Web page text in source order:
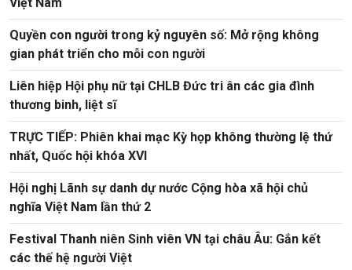
Quyền con người trong kỷ nguyên số: Mở rộng không
gian phát triển cho mỗi con người
Liên hiệp Hội phụ nữ tại CHLB Đức tri ân các gia đình
thương binh, liệt sĩ
TRỰC TIẾP: Phiên khai mạc Kỳ họp không thường lệ thứ
nhất, Quốc hội khóa XVI
Hội nghị Lãnh sự danh dự nước Cộng hòa xã hội chủ
nghĩa Việt Nam lần thứ 2
Festival Thanh niên Sinh viên VN tại châu Âu: Gắn kết
các thế hệ người Việt